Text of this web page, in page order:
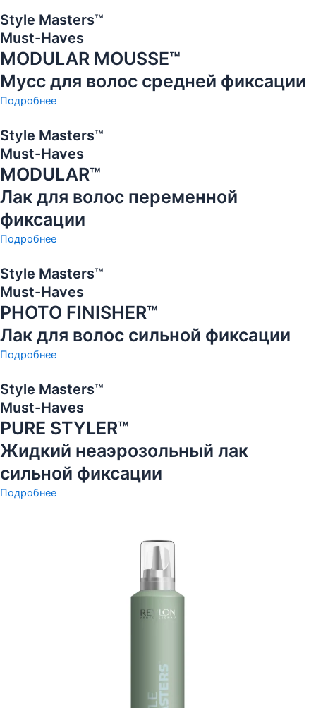
Style Masters™
Must-Haves
MODULAR MOUSSE™
Мусс для волос средней фиксации
Подробнее
Style Masters™
Must-Haves
MODULAR™
Лак для волос переменной
фиксации
Подробнее
Style Masters™
Must-Haves
PHOTO FINISHER™
Лак для волос сильной фиксации
Подробнее
Style Masters™
Must-Haves
PURE STYLER™
Жидкий неаэрозольный лак
сильной фиксации
Подробнее